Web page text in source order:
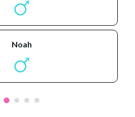
noah